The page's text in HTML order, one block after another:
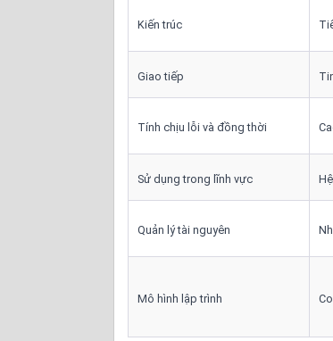
Kiến trúc
Giao tiếp
Tính chịu lỗi và đồng thời
Sử dụng trong lĩnh vực
Quản lý tài nguyên
Mô hình lập trình